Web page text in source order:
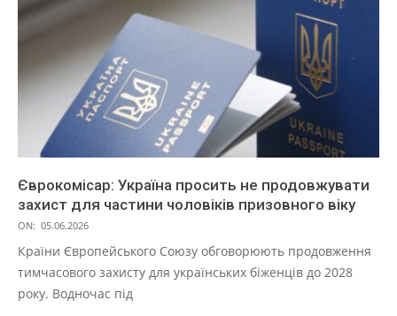
Єврокомісар: Україна просить не продовжувати
захист для частини чоловіків призовного віку
ON: 05.06.2026
Країни Європейського Союзу обговорюють продовження
тимчасового захисту для українських біженців до 2028
року. Водночас під